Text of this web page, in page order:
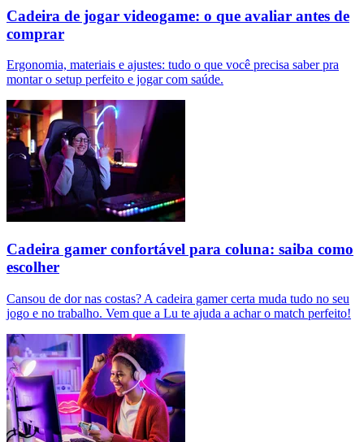
Cadeira de jogar videogame: o que avaliar antes de
comprar
Ergonomia, materiais e ajustes: tudo o que você precisa saber pra
montar o setup perfeito e jogar com saúde.
Cadeira gamer confortável para coluna: saiba como
escolher
Cansou de dor nas costas? A cadeira gamer certa muda tudo no seu
jogo e no trabalho. Vem que a Lu te ajuda a achar o match perfeito!